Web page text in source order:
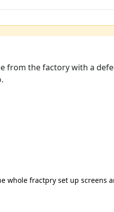
from the factory with a
whole fractpry set up screens